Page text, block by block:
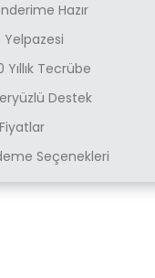
Hazır
Yelpazesi
Yıllık Tecrübe
Destek
Seçenekleri